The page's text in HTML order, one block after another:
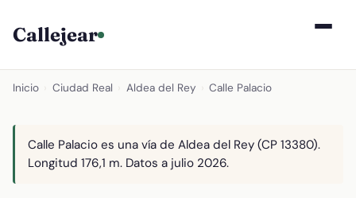
Callejear
Inicio Ciudad Real Aldea del Rey Calle Palacio
Calle Palacio es una vía de Aldea del Rey (CP 13380).
Longitud 176,1 m. Datos a julio 2026.